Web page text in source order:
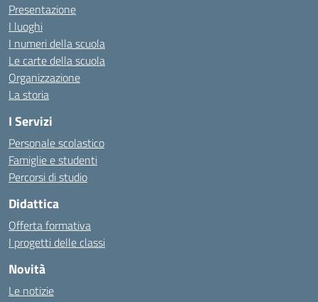
Presentazione
I luoghi
I numeri della scuola
Le carte della scuola
Organizzazione
La storia
I Servizi
Personale scolastico
Famiglie e studenti
Percorsi di studio
Didattica
Offerta formativa
I progetti delle classi
Novità
Le notizie